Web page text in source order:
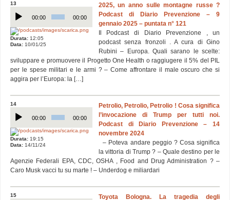
13
Player
00:00 00:00
Durata: 12:05
Data: 10/01/25
2025, un anno sulle montagne russe ?
Podcast di Diario Prevenzione – 9
gennaio 2025 – puntata n° 121
Il Podcast di Diario Prevenzione , un
podcast senza fronzoli . A cura di Gino
Rubini – Europa. Quali sarano le scelte:
sviluppare e promuovere il Progetto One Health o raggiugere il 5% del PIL
per le spese militari e le armi ? – Come affrontare il male oscuro che si
aggira per l’Europa: la […]
14
Player
00:00 00:00
Durata: 19:15
Data: 14/11/24
Petrolio, Petrolio, Petrolio ! Cosa significa
l’invocazione di Trump per tutti noi.
Podcast di Diario Prevenzione – 14
novembre 2024
– Poteva andare peggio ? Cosa significa
la vittoria di Trump ? – Quale destino per le
Agenzie Federali EPA, CDC, OSHA , Food and Drug Administration ? –
Caro Musk vacci tu su marte ! – Underdog e miliardari
15
Toyota Bologna. La tragedia degli